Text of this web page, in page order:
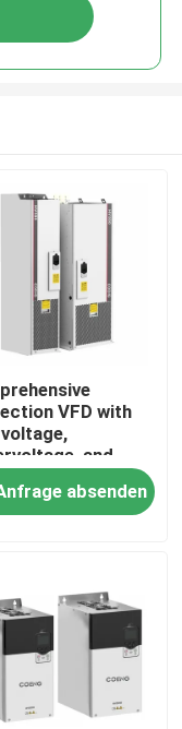
VFD with
and
Loss Safety
absenden